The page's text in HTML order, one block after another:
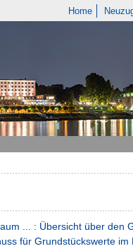
Home
... : Übersicht über den
für Grundstückswerte